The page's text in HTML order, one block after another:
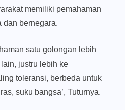
memiliki pemahaman
dan bernegara.
satu golongan lebih
justru lebih ke
toleransi, berbeda untuk
suku bangsa’, Tuturnya.